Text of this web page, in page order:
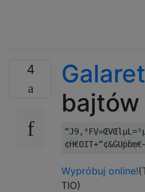
4
bajtów
Wypróbuj online!
TIO)